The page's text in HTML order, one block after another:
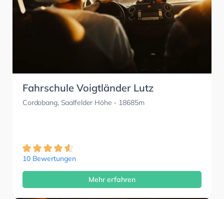
Fahrschule Voigtländer Lutz
Cordobang, Saalfelder Höhe - 18685m
10 Bewertungen
Mehr erfahren